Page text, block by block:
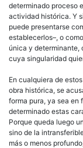
determinado proceso
actividad histórica. Y
puede presentarse
establecerlos–, o
única y determinante,
cuya singularidad
En cualquiera de
obra histórica, se
forma pura, ya sea en
determinado estas
Porque queda luego
sino de la
más o menos